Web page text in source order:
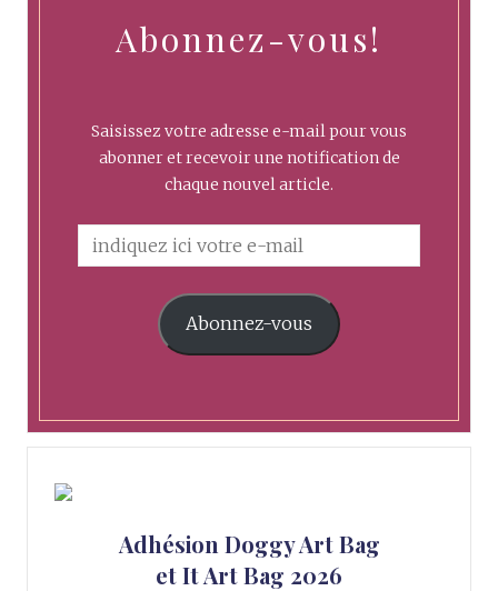
Abonnez-vous!
Saisissez votre adresse e-mail pour vous
abonner et recevoir une notification de
chaque nouvel article.
Abonnez-vous
Adhésion Doggy Art Bag
et It Art Bag 2026